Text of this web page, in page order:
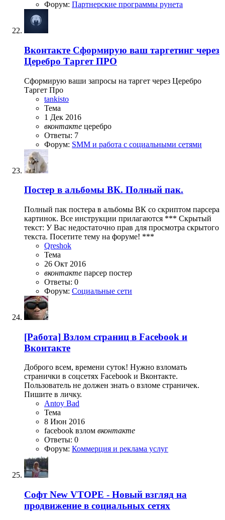
Форум: Партнерские программы рунета
Вконтакте Сформирую ваш таргетинг через
Церебро Таргет ПРО
Сформирую ваши запросы на таргет через Церебро
Таргет Про
tankisto
Тема
1 Дек 2016
вконтакте церебро
Ответы: 7
Форум: SMM и работа с социальными сетями
Постер в альбомы ВК. Полный пак.
Полный пак постера в альбомы ВК со скриптом парсера
картинок. Все инструкции прилагаются *** Скрытый
текст: У Вас недостаточно прав для просмотра скрытого
текста. Посетите тему на форуме! ***
Qreshok
Тема
26 Окт 2016
вконтакте парсер постер
Ответы: 0
Форум: Социальные сети
[Работа] Взлом страниц в Facebook и
Вконтакте
Доброго всем, времени суток! Нужно взломать
странички в соцсетях Facebook и Вконтакте.
Пользователь не должен знать о взломе страничек.
Пишите в личку.
Antoy Bad
Тема
8 Июн 2016
facebook взлом вконтакте
Ответы: 0
Форум: Коммерция и реклама услуг
Софт New VTOPE - Новый взгляд на
продвижение в социальных сетях